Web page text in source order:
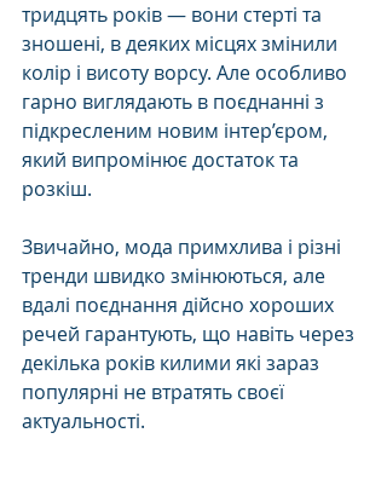
тридцять років — вони стерті та
зношені, в деяких місцях змінили
колір і висоту ворсу. Але особливо
гарно виглядають в поєднанні з
підкресленим новим інтер’єром,
який випромінює достаток та
розкіш.
Звичайно, мода примхлива і різні
тренди швидко змінюються, але
вдалі поєднання дійсно хороших
речей гарантують, що навіть через
декілька років килими які зараз
популярні не втратять своєї
актуальності.